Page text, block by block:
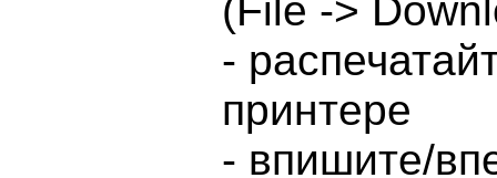
(File ->
-
принтере
- впишите/